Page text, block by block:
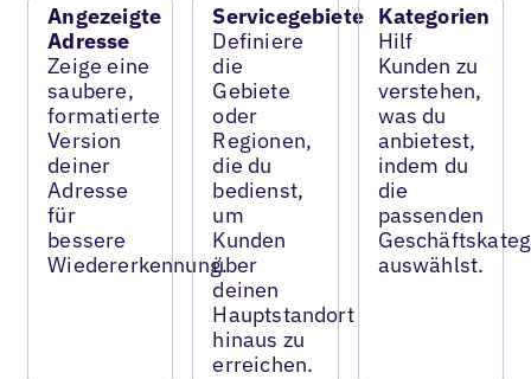
Angezeigte
Adresse
Zeige eine
saubere,
formatierte
Version
deiner
Adresse
für
bessere
Wiedererkennung.
Servicegebiete
Definiere
die
Gebiete
oder
Regionen,
die du
bedienst,
um
Kunden
über
deinen
Hauptstandort
hinaus zu
erreichen.
Kategorien
Hilf
Kunden zu
verstehen,
was du
anbietest,
indem du
die
passenden
auswählst.